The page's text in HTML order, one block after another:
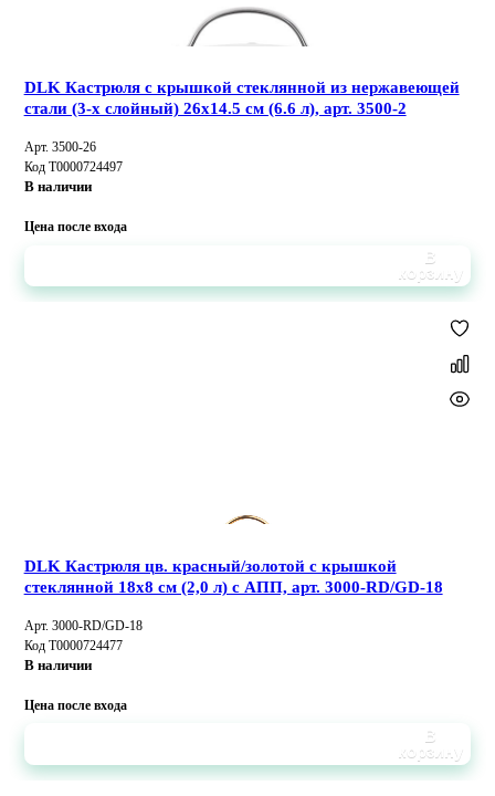
DLK Кастрюля с крышкой стеклянной из нержавеющей
стали (3-х слойный) 26x14.5 см (6.6 л), арт. 3500-2
Арт. 3500-26
Код Т0000724497
В наличии
Цена после входа
В
корзину
DLK Кастрюля цв. красный/золотой с крышкой
стеклянной 18х8 см (2,0 л) с АПП, арт. 3000-RD/GD-18
Арт. 3000-RD/GD-18
Код Т0000724477
В наличии
Цена после входа
В
корзину